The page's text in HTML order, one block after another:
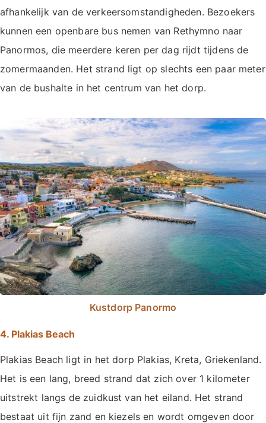
afhankelijk van de verkeersomstandigheden. Bezoekers
kunnen een openbare bus nemen van Rethymno naar
Panormos, die meerdere keren per dag rijdt tijdens de
zomermaanden. Het strand ligt op slechts een paar meter
van de bushalte in het centrum van het dorp.
Kustdorp Panormo
4. Plakias Beach
Plakias Beach ligt in het dorp Plakias, Kreta, Griekenland.
Het is een lang, breed strand dat zich over 1 kilometer
uitstrekt langs de zuidkust van het eiland. Het strand
bestaat uit fijn zand en kiezels en wordt omgeven door